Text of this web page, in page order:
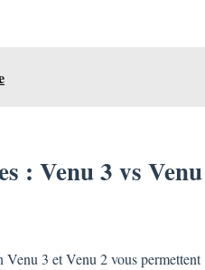
: Venu 3 vs Venu
Venu 3 et Venu 2 vous permettent